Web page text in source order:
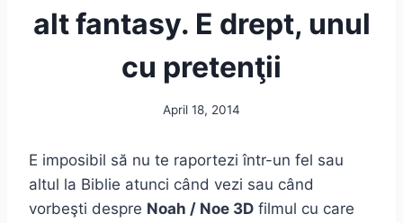
alt fantasy. E drept, unul
cu pretenţii
April 18, 2014
E imposibil să nu te raportezi într-un fel sau
altul la Biblie atunci când vezi sau când
vorbeşti despre Noah / Noe 3D filmul cu care